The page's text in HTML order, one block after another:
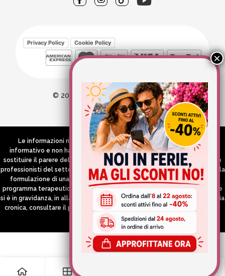
Privacy Policy Cookie Policy
© 2026 Wellvit All Rights Reserved
Credits:Aries comunica
Le informazioni riportate nel Sito hanno esclusivamente scopo
informativo e non hanno in alcun modo né la pretesa né l’obiettivo di
sostituire il parere del medico e/o specialista, di altri operatori sanitari o
professionisti del settore che devono in ogni caso essere contattati per la
formulazione di una diagnosi o l’indicazione di un eventuale corretto
programma terapeutico e/o dietetico e/o di integrazione alimentare. Se
si è in gravidanza, in allattamento o si stanno assumendo farmaci in terapia
cronica, consultare il proprio medico curante prima di assumere qualsiasi
integratore.